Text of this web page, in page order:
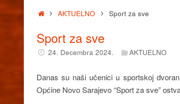
HomeAKTUELNO Sport za sve
Sport za sve
24. Decembra 2024. AKTUELNO
Danas su naši učenici u sportskoj
Općine Novo Sarajevo “Sport za sve”